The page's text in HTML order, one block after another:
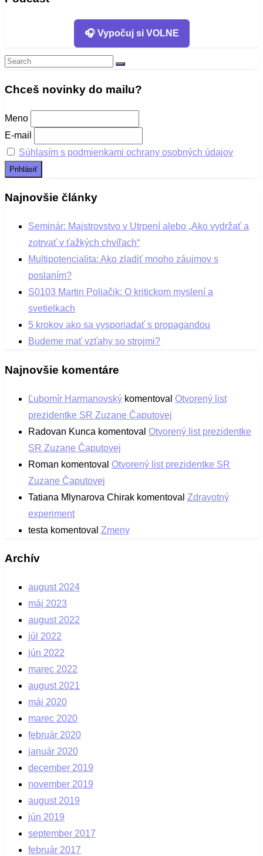
🎧 Vypočuj si VOLNE
Search
Chceš novinky do mailu?
Meno
E-mail
Súhlasím s podmienkami ochrany osobných údajov
Najnovšie články
Seminár: Majstrovstvo v Utrpení alebo „Ako vydržať a
zotrvať v ťažkých chvíľach“
Multipotencialita: Ako zladiť mnoho záujmov s
poslaním?
S0103 Martin Poliačik: O kritickom myslení a
svetielkach
5 krokov ako sa vysporiadať s propagandou
Budeme mať vzťahy so strojmi?
Najnovšie komentáre
Ľubomír Harmanovský komentoval Otvorený list
prezidentke SR Zuzane Čaputovej
Radovan Kunca komentoval Otvorený list prezidentke
SR Zuzane Čaputovej
Roman komentoval Otvorený list prezidentke SR
Zuzane Čaputovej
Tatiana Mlynarova Chirak komentoval Zdravotný
experiment
testa komentoval Zmeny
Archív
august 2024
máj 2023
august 2022
júl 2022
jún 2022
marec 2022
august 2021
máj 2020
marec 2020
február 2020
január 2020
december 2019
november 2019
august 2019
jún 2019
september 2017
február 2017